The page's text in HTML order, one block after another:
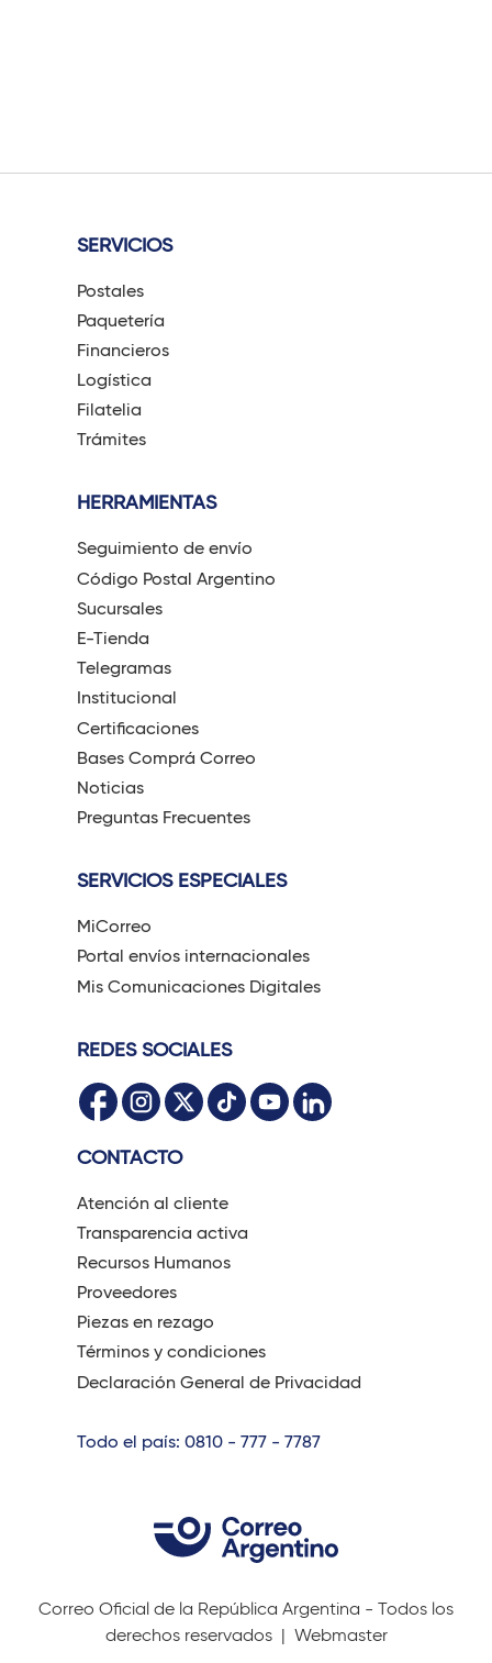
SERVICIOS
Postales
Paquetería
Financieros
Logística
Filatelia
Trámites
HERRAMIENTAS
Seguimiento de envío
Código Postal Argentino
Sucursales
E-Tienda
Telegramas
Institucional
Certificaciones
Bases Comprá Correo
Noticias
Preguntas Frecuentes
SERVICIOS ESPECIALES
MiCorreo
Portal envíos internacionales
Mis Comunicaciones Digitales
REDES SOCIALES
CONTACTO
Atención al cliente
Transparencia activa
Recursos Humanos
Proveedores
Piezas en rezago
Términos y condiciones
Declaración General de Privacidad
Todo el país: 0810 - 777 - 7787
Correo Oficial de la República Argentina - Todos los
derechos reservados | Webmaster